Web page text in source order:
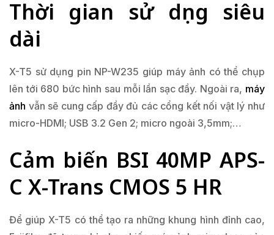
Thời gian sử dụng siêu
dài
X-T5 sử dụng pin NP-W235 giúp máy ảnh có thể chụp
lên tới 680 bức hình sau mỗi lần sạc đầy. Ngoài ra, máy
ảnh vẫn sẽ cung cấp đầy đủ các cổng kết nối vật lý như
micro-HDMI; USB 3.2 Gen 2; micro ngoài 3,5mm;…
Cảm biến BSI 40MP APS-
C X-Trans CMOS 5 HR
Để giúp X-T5 có thể tạo ra những khung hình đỉnh cao,